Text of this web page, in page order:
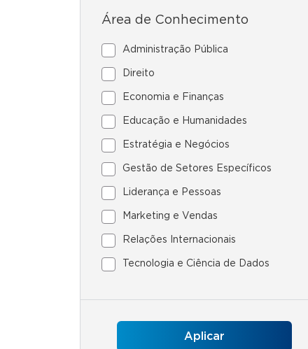
Área de Conhecimento
Administração Pública
Direito
Economia e Finanças
Educação e Humanidades
Estratégia e Negócios
Gestão de Setores Específicos
Liderança e Pessoas
Marketing e Vendas
Relações Internacionais
Tecnologia e Ciência de Dados